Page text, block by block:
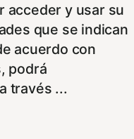
acceder y usar su
que se indican
acuerdo con
podrá
través ...